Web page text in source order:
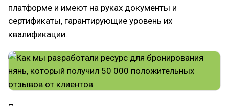
платформе и имеют на руках документы и
сертификаты, гарантирующие уровень их
квалификации.